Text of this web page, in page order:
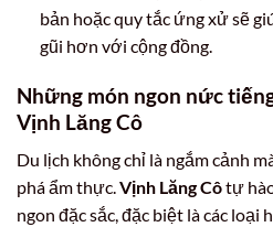
bản hoặc quy tắc ứng xử sẽ
gũi hơn với cộng đồng.
Những món ngon nức
Vịnh Lăng Cô
Du lịch không chỉ là ngắm cảnh
phá ẩm thực.Vịnh Lăng Côtự
ngon đặc sắc, đặc biệt là các